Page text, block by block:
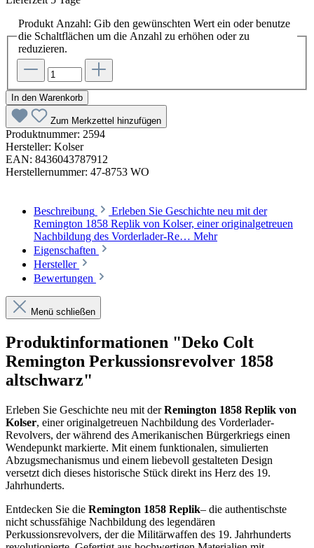
Produkt Anzahl: Gib den gewünschten Wert ein oder benutze
die Schaltflächen um die Anzahl zu erhöhen oder zu
reduzieren.
In den Warenkorb
Zum Merkzettel hinzufügen
Produktnummer: 2594
Hersteller: Kolser
EAN: 8436043787912
Herstellernummer: 47-8753 WO
Beschreibung
Erleben Sie Geschichte neu mit der
Remington 1858 Replik von Kolser, einer originalgetreuen
Nachbildung des Vorderlader-Re… Mehr
Eigenschaften
Hersteller
Bewertungen
Menü schließen
Produktinformationen "Deko Colt
Remington Perkussionsrevolver 1858
altschwarz"
Erleben Sie Geschichte neu mit derRemington 1858 Replik von
Kolser, einer originalgetreuen Nachbildung des Vorderlader-
Revolvers, der während des Amerikanischen Bürgerkriegs einen
Wendepunkt markierte. Mit einem funktionalen, simulierten
Abzugsmechanismus und einem liebevoll gestalteten Design
versetzt dich dieses historische Stück direkt ins Herz des 19.
Jahrhunderts.
Entdecken Sie die Remington 1858 Replik– die authentischste
nicht schussfähige Nachbildung des legendären
Perkussionsrevolvers, der die Militärwaffen des 19. Jahrhunderts